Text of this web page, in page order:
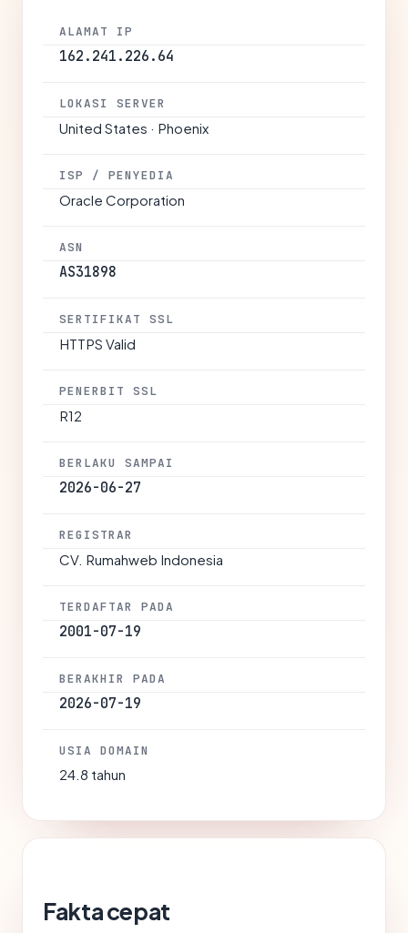
ALAMAT IP
162.241.226.64
LOKASI SERVER
United States · Phoenix
ISP / PENYEDIA
Oracle Corporation
ASN
AS31898
SERTIFIKAT SSL
HTTPS Valid
PENERBIT SSL
R12
BERLAKU SAMPAI
2026-06-27
REGISTRAR
CV. Rumahweb Indonesia
TERDAFTAR PADA
2001-07-19
BERAKHIR PADA
2026-07-19
USIA DOMAIN
24.8 tahun
Fakta cepat